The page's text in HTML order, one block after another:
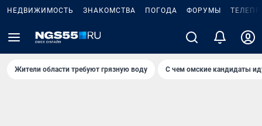
НЕДВИЖИМОСТЬ ЗНАКОМСТВА ПОГОДА ФОРУМЫ
Жители области требуют грязную воду С чем омские кандидаты